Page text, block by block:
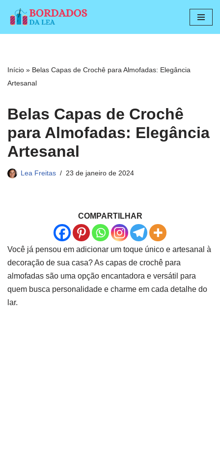
Pular
conteúdo
Início » Belas Capas de Crochê para Almofadas: Elegância
Artesanal
Belas Capas de Crochê
para Almofadas: Elegância
Artesanal
Lea Freitas 23 de janeiro de 2024
COMPARTILHAR
Você já pensou em adicionar um toque único e artesanal à
decoração de sua casa? As capas de crochê para
almofadas são uma opção encantadora e versátil para
quem busca personalidade e charme em cada detalhe do
lar.